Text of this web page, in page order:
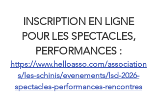
INSCRIPTION EN LIGNE
POUR LES SPECTACLES,
PERFORMANCES :
https://www.helloasso.com/association
s/les-schinis/evenements/lsd-2026-
spectacles-performances-rencontres